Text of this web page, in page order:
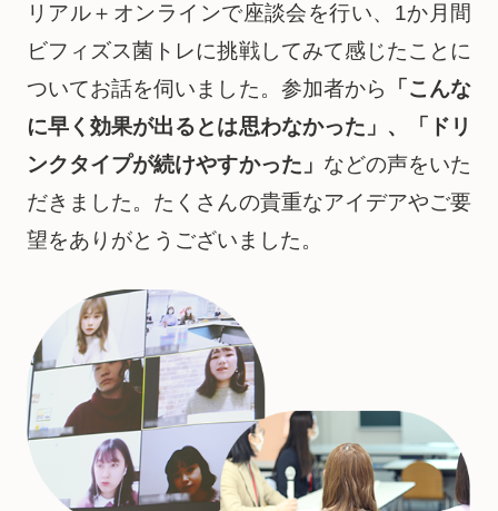
リアル＋オンラインで座談会を行い、1か月間
ビフィズス菌トレに挑戦してみて感じたことに
ついてお話を伺いました。参加者から
「こんな
に早く効果が出るとは思わなかった」、「ドリ
ンクタイプが続けやすかった」 などの声をいた
だきました。たくさんの貴重なアイデアやご要
望をありがとうございました。